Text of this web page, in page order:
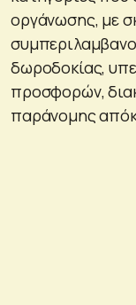
οργάνωσης, με
δωροδοκίας,
προσφορών,
παράνομης